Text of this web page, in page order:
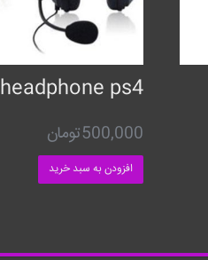
headphone ps4
500,000تومان
افزودن به سبد خرید